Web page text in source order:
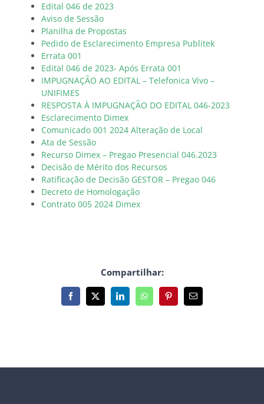
Edital 046 de 2023
Aviso de Sessão
Planilha de Propostas
Pedido de Esclarecimento Empresa Publitek
Errata 001
Edital 046 de 2023- Após Errata 001
IMPUGNAÇÃO AO EDITAL – Telefonica Vivo –
UNIFIMES
RESPOSTA À IMPUGNAÇÃO DO EDITAL 046-2023
Esclarecimento Dimex
Comunicado 001 2024 Alteração de Local
Ata de Sessão
Recurso Dimex – Pregao Presencial 046.2023
Decisão de Mérito dos Recursos
Ratificação de Decisão GESTOR – Pregao 046
Decreto de Homologação
Contrato 005 2024 Dimex
Compartilhar:
Facebook
X LinkedInWhatsAppPinterest
E-
mail